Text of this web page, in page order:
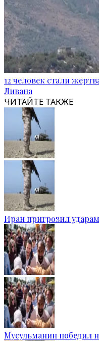
12 человек стали
Ливана
ЧИТАЙТЕ ТАКЖЕ
Иран пригрозил
Мусульманин победил